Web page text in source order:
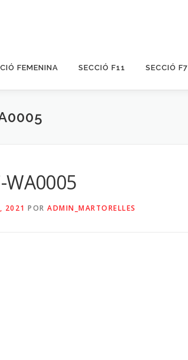
FEMENINA SECCIÓ F11 SECCIÓ F7
WA0005
2021 POR ADMIN_MARTORELLES